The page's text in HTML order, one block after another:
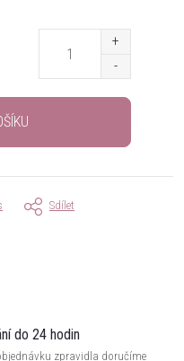
Sdílet
do 24 hodin
zpravidla doručíme